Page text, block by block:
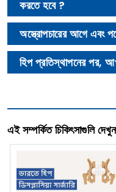
করতে হবে ?
অস্ত্রোপচারের আগে এবং
হিপ প্রতিস্থাপনের পর,
এই সম্পর্কিত চিকিৎসাগুলি দেখুন